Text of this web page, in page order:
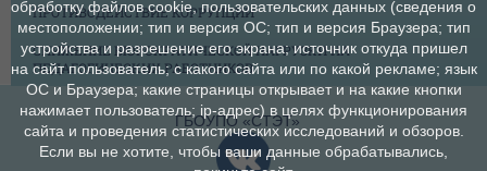
ПРОТИВОДЕЙСТВИЕ КОРРУПЦИИ
СНИЖЕНИЕ БЮРОКРАТИЧЕСКОЙ НАГРУЗКИ НА
ПЕДАГОГИЧЕСКИХ РАБОТНИКОВ
ГБОУПО «СТЭТ»
обработку файлов cookie, пользовательских данных (сведения о
местоположении; тип и версия ОС; тип и версия Браузера; тип
устройства и разрешение его экрана; источник откуда пришел
на сайт пользователь; с какого сайта или по какой рекламе; язык
ОС и Браузера; какие страницы открывает и на какие кнопки
нажимает пользователь; ip-адрес) в целях функционирования
сайта и проведения статистических исследований и обзоров.
Если вы не хотите, чтобы ваши данные обрабатывались,